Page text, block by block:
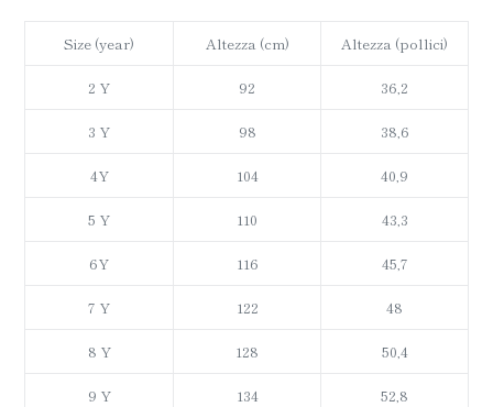
Size (year) Altezza (cm) Altezza (pollici)
2 Y 92 36,2
3 Y 98 38,6
4Y 104 40,9
5 Y 110 43,3
6Y 116 45,7
7 Y 122 48
8 Y 128 50,4
9 Y 134 52,8